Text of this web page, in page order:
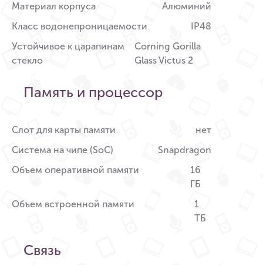
Материал корпуса
Алюминий
Класс водонепроницаемости
IP48
Устойчивое к царапинам
стекло
Corning Gorilla
Glass Victus 2
Память и процессор
Слот для карты памяти
нет
Система на чипе (SoC)
Snapdragon
Объем оперативной памяти
16
ГБ
Объем встроенной памяти
1
ТБ
Связь